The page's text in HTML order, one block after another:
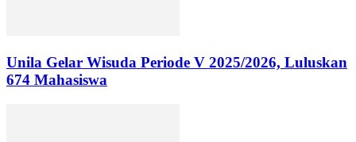
Unila Gelar Wisuda Periode V 2025/2026, Luluskan
674 Mahasiswa